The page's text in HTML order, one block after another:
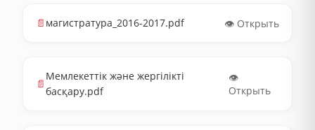
📄 магистратура_2016-2017.pdf 👁️ Открыть
📄
Мемлекеттік және жергілікті
басқару.pdf
👁️
Открыть